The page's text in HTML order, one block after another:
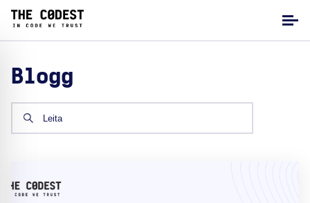
Blogg